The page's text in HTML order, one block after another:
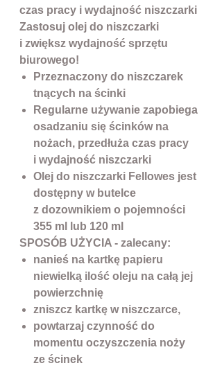
czas pracy i wydajność niszczarki
Zastosuj olej do niszczarki
i zwiększ wydajność sprzętu
biurowego!
Przeznaczony do niszczarek
tnących na ścinki
Regularne używanie zapobiega
osadzaniu się ścinków na
nożach, przedłuża czas pracy
i wydajność niszczarki
Olej do niszczarki Fellowes jest
dostępny w butelce
z dozownikiem o pojemności
355 ml lub 120 ml
SPOSÓB UŻYCIA - zalecany:
nanieś na kartkę papieru
niewielką ilość oleju na całą jej
powierzchnię
zniszcz kartkę w niszczarce,
powtarzaj czynność do
momentu oczyszczenia noży
ze ścinek